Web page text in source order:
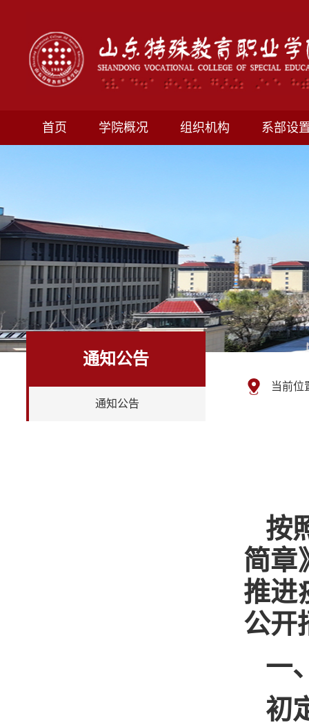
首页 学院概况 组织机构 系部设
通知公告
通知公告
当前位
按
简章
推进
公开
一
初